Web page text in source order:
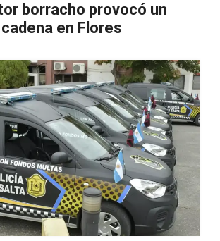
borracho provocó un
en Flores